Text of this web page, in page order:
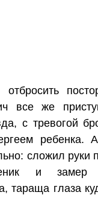
отбросить
все же
с тревогой
ребенка.
сложил руки
и
тараща глаза